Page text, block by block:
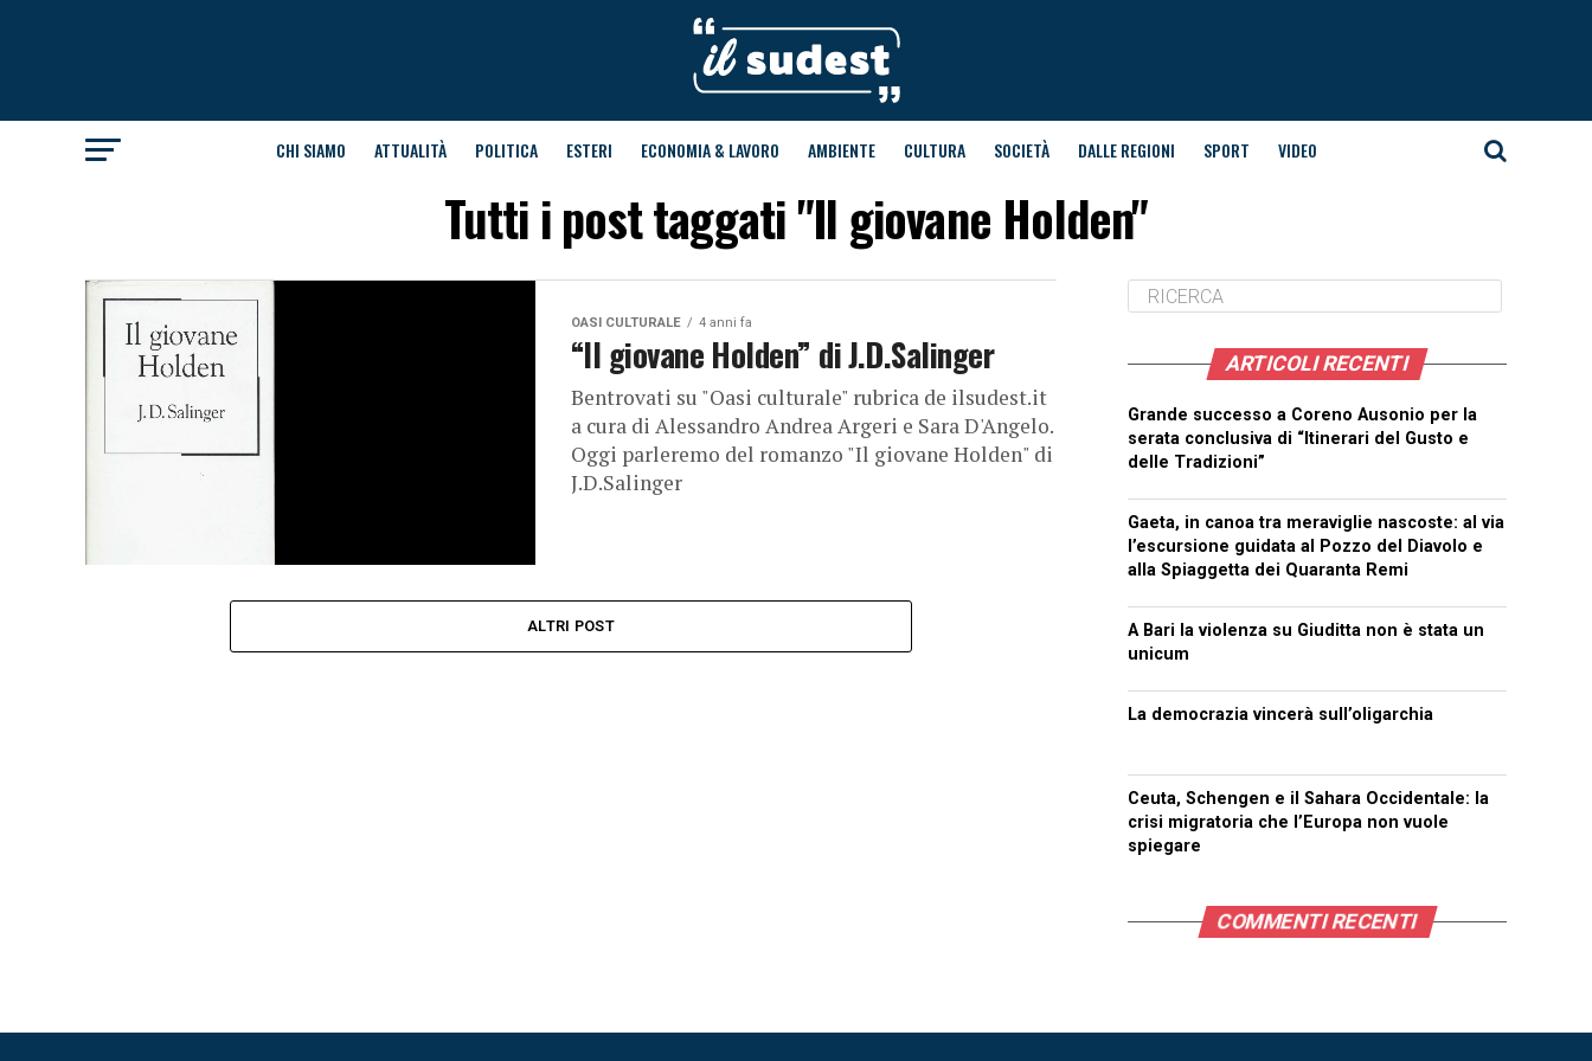
CHI SIAMO ATTUALITÀ POLITICA ESTERI ECONOMIA & LAVORO AMBIENTE CULTURA SOCIETÀ DALLE REGIONI SPORT VIDEO
Tutti i post taggati "Il giovane Holden"
OASI CULTURALE 4 anni fa
“Il giovane Holden” di J.D.Salinger
Bentrovati su "Oasi culturale" rubrica de ilsudest.it
a cura di Alessandro Andrea Argeri e Sara D'Angelo.
Oggi parleremo del romanzo "Il giovane Holden" di
J.D.Salinger
ALTRI POST
ARTICOLI RECENTI
Grande successo a Coreno Ausonio per la
serata conclusiva di “Itinerari del Gusto e
delle Tradizioni”
Gaeta, in canoa tra meraviglie nascoste: al via
l’escursione guidata al Pozzo del Diavolo e
alla Spiaggetta dei Quaranta Remi
A Bari la violenza su Giuditta non è stata un
unicum
La democrazia vincerà sull’oligarchia
Ceuta, Schengen e il Sahara Occidentale: la
crisi migratoria che l’Europa non vuole
spiegare
COMMENTI RECENTI